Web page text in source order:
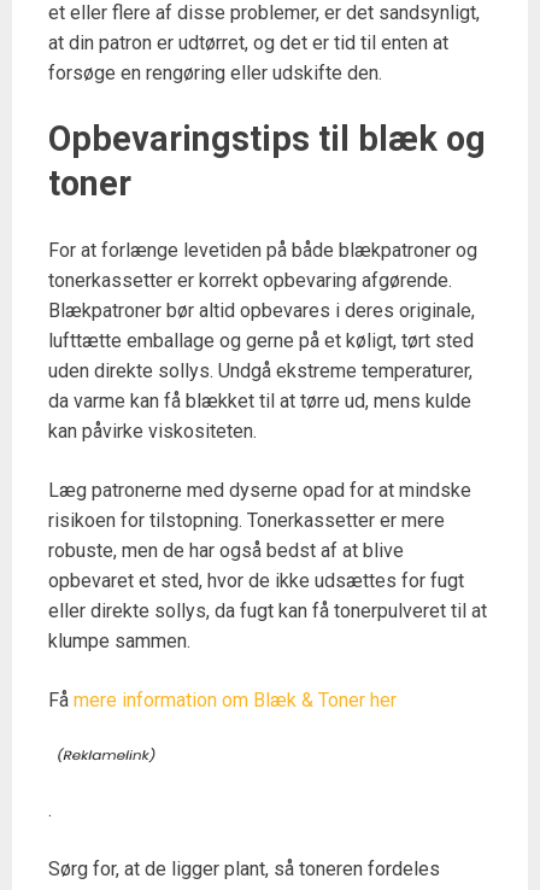
et eller flere af disse problemer, er det sandsynligt,
at din patron er udtørret, og det er tid til enten at
forsøge en rengøring eller udskifte den.
Opbevaringstips til blæk og
toner
For at forlænge levetiden på både blækpatroner og
tonerkassetter er korrekt opbevaring afgørende.
Blækpatroner bør altid opbevares i deres originale,
lufttætte emballage og gerne på et køligt, tørt sted
uden direkte sollys. Undgå ekstreme temperaturer,
da varme kan få blækket til at tørre ud, mens kulde
kan påvirke viskositeten.
Læg patronerne med dyserne opad for at mindske
risikoen for tilstopning. Tonerkassetter er mere
robuste, men de har også bedst af at blive
opbevaret et sted, hvor de ikke udsættes for fugt
eller direkte sollys, da fugt kan få tonerpulveret til at
klumpe sammen.
Få mere information om Blæk & Toner her
.
Sørg for, at de ligger plant, så toneren fordeles